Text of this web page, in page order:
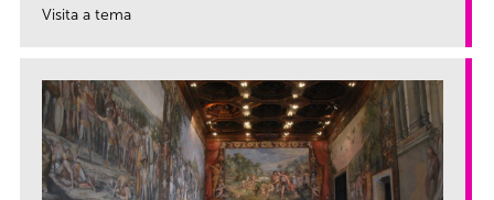
Visita a tema